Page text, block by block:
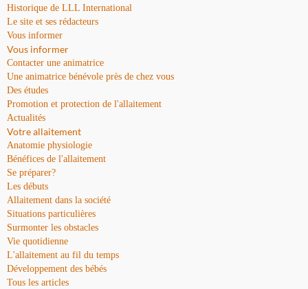
Historique de LLL International
Le site et ses rédacteurs
Vous informer
Vous informer
Contacter une animatrice
Une animatrice bénévole près de chez vous
Des études
Promotion et protection de l'allaitement
Actualités
Votre allaitement
Anatomie physiologie
Bénéfices de l'allaitement
Se préparer?
Les débuts
Allaitement dans la société
Situations particulières
Surmonter les obstacles
Vie quotidienne
L'allaitement au fil du temps
Développement des bébés
Tous les articles